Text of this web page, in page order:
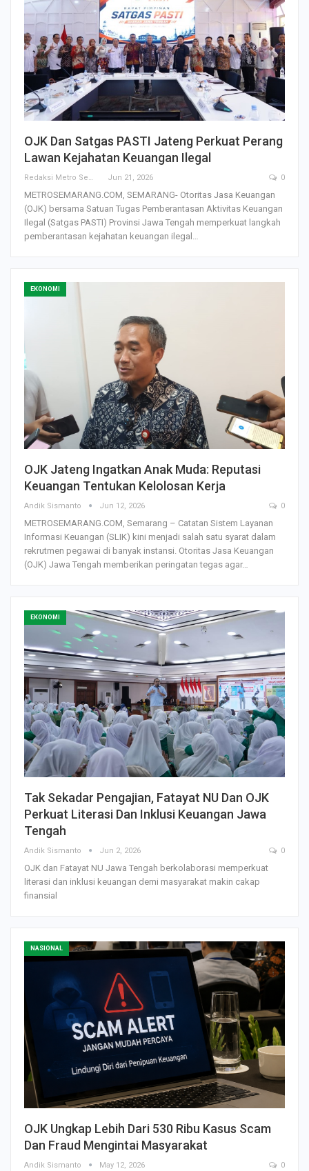
OJK Dan Satgas PASTI Jateng Perkuat Perang
Lawan Kejahatan Keuangan Ilegal
Redaksi Metro Semarang Jun 21, 2026 0
METROSEMARANG.COM, SEMARANG- Otoritas Jasa Keuangan
(OJK) bersama Satuan Tugas Pemberantasan Aktivitas Keuangan
Ilegal (Satgas PASTI) Provinsi Jawa Tengah memperkuat langkah
pemberantasan kejahatan keuangan ilegal…
EKONOMI
OJK Jateng Ingatkan Anak Muda: Reputasi
Keuangan Tentukan Kelolosan Kerja
Andik Sismanto Jun 12, 2026 0
METROSEMARANG.COM, Semarang – Catatan Sistem Layanan
Informasi Keuangan (SLIK) kini menjadi salah satu syarat dalam
rekrutmen pegawai di banyak instansi. Otoritas Jasa Keuangan
(OJK) Jawa Tengah memberikan peringatan tegas agar…
EKONOMI
Tak Sekadar Pengajian, Fatayat NU Dan OJK
Perkuat Literasi Dan Inklusi Keuangan Jawa
Tengah
Andik Sismanto Jun 2, 2026 0
OJK dan Fatayat NU Jawa Tengah berkolaborasi memperkuat
literasi dan inklusi keuangan demi masyarakat makin cakap
finansial
NASIONAL
OJK Ungkap Lebih Dari 530 Ribu Kasus Scam
Dan Fraud Mengintai Masyarakat
Andik Sismanto May 12, 2026 0